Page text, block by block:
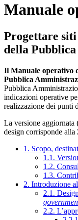
Manuale
Progettare
della
Il Manuale operativo
Pubblica
Pubblica
indicazioni operative
realizzazione dei punti
La versione aggiornata
design corrisponde alla
1. Scopo,
1.1.
1.2.
1.3.
2. Introduzione
2.1.
2.2.